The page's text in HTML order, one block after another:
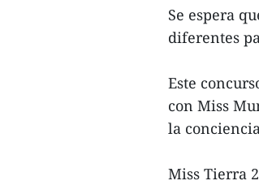
Se espera
diferentes
Este
con Miss
la
Miss Tierra